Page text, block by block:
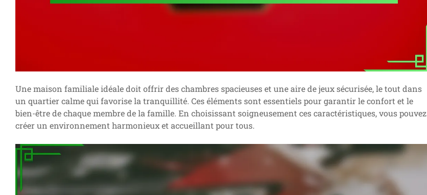
Une maison familiale idéale doit offrir des chambres spacieuses et une aire de jeux sécurisée, le tout dans
un quartier calme qui favorise la tranquillité. Ces éléments sont essentiels pour garantir le confort et le
bien-être de chaque membre de la famille. En choisissant soigneusement ces caractéristiques, vous pouvez
créer un environnement harmonieux et accueillant pour tous.